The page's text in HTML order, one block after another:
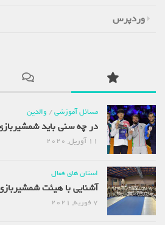
وردپرس
مسائل آموزشی/ والدین
در چه سنی باید
11 آوریل, 2020
استان های فعال
آشنایی با هیئت
7 فوریه, 2021